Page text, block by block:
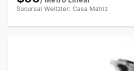
Sucursal Weitzler: Casa Matriz